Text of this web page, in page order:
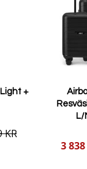
+
KR
L/
Reducerat
3